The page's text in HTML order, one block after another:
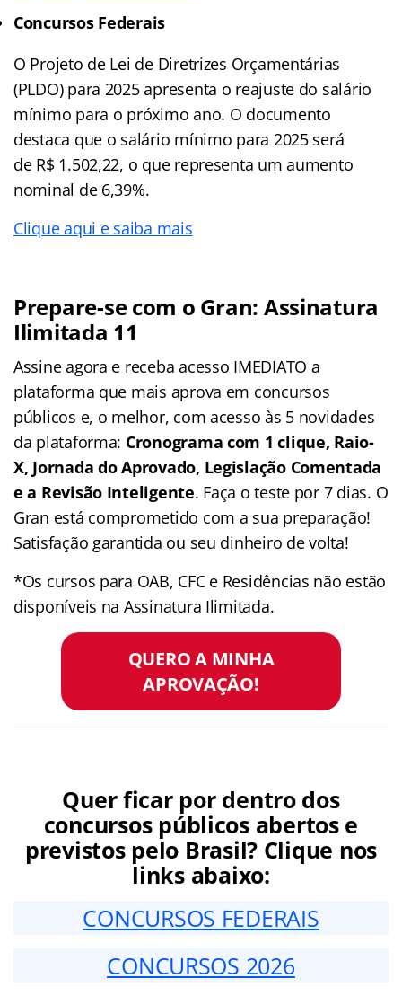
Concursos Federais
O Projeto de Lei de Diretrizes Orçamentárias
(PLDO) para 2025 apresenta o reajuste do salário
mínimo para o próximo ano. O documento
destaca que o salário mínimo para 2025 será
de R$ 1.502,22, o que representa um aumento
nominal de 6,39%.
Clique aqui e saiba mais
Prepare-se com o Gran: Assinatura
Ilimitada 11
Assine agora e receba acesso IMEDIATO a
plataforma que mais aprova em concursos
públicos e, o melhor, com acesso às 5 novidades
da plataforma: Cronograma com 1 clique, Raio-
X, Jornada do Aprovado, Legislação Comentada
e a Revisão Inteligente. Faça o teste por 7 dias. O
Gran está comprometido com a sua preparação!
Satisfação garantida ou seu dinheiro de volta!
*Os cursos para OAB, CFC e Residências não estão
disponíveis na Assinatura Ilimitada.
QUERO A MINHA
APROVAÇÃO!
Quer ficar por dentro dos
concursos públicos abertos e
previstos pelo Brasil? Clique nos
links abaixo:
CONCURSOS FEDERAIS
CONCURSOS 2026